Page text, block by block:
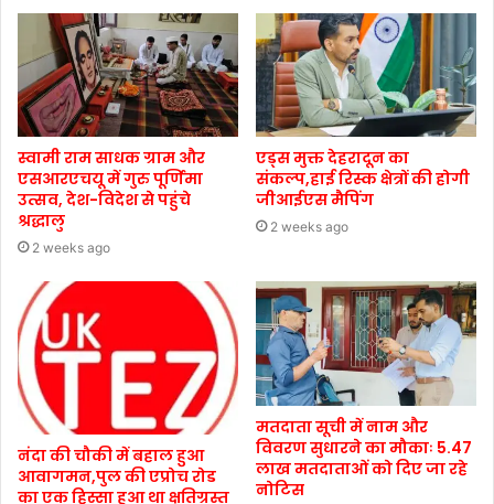
स्वामी राम साधक ग्राम और
एसआरएचयू में गुरु पूर्णिमा
उत्सव, देश-विदेश से पहुंचे
श्रद्धालु
2 weeks ago
एड्स मुक्त देहरादून का
संकल्प,हाई रिस्क क्षेत्रों की होगी
जीआईएस मैपिंग
2 weeks ago
नंदा की चौकी में बहाल हुआ
आवागमन,पुल की एप्रोच रोड
का एक हिस्सा हुआ था क्षतिग्रस्त
मतदाता सूची में नाम और
विवरण सुधारने का मौकाः 5.47
लाख मतदाताओं को दिए जा रहे
नोटिस